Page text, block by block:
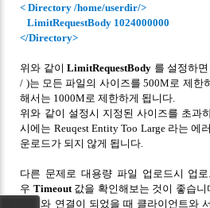
< Directory /home/userdir/>
LimitRequestBody 1024000000
</Directory>
위와 같이LimitRequestBody 를 설정하
/ )는 모든 파일의 사이즈를 500M로 제한
해서는 1000M로 제한하게 됩니다.
위와 같이 설정시 지정된 사이즈를 초과
시에는 Reuqest Entity Too Large 라는 에
운로드가 되지 않게 됩니다.
다른 문제로 대용량 파일 업로드시 업
우 Timeout 값을 확인해보는 것이 좋습
서버와 연결이 되었을 때 클라이언트와